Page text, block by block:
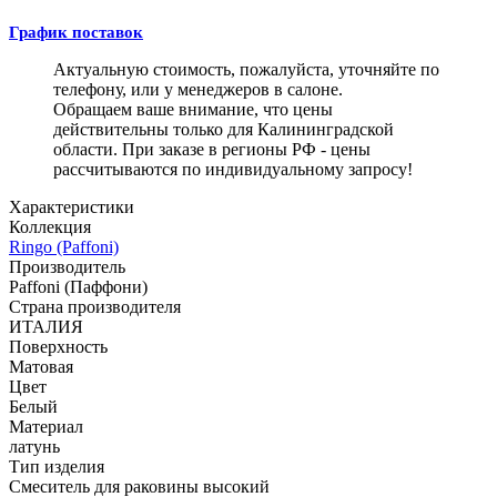
График поставок
Актуальную стоимость, пожалуйста, уточняйте по
телефону, или у менеджеров в салоне.
Обращаем ваше внимание, что цены
действительны только для Калининградской
области. При заказе в регионы РФ - цены
рассчитываются по индивидуальному запросу!
Характеристики
Коллекция
Ringo (Paffoni)
Производитель
Paffoni (Паффони)
Страна производителя
ИТАЛИЯ
Поверхность
Матовая
Цвет
Белый
Материал
латунь
Тип изделия
Смеситель для раковины высокий